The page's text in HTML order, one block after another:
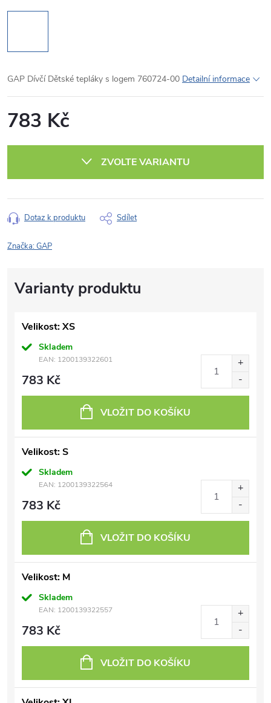
GAP Dívčí Dětské tepláky s logem 760724-00 Detailní informace
783 Kč
ZVOLTE VARIANTU
Dotaz k produktu Sdílet
Značka:GAP
Velikost: XS
Skladem
EAN: 1200139322601
783 Kč
VLOŽIT DO KOŠÍKU
Velikost: S
Skladem
EAN: 1200139322564
783 Kč
VLOŽIT DO KOŠÍKU
Velikost: M
Skladem
EAN: 1200139322557
783 Kč
VLOŽIT DO KOŠÍKU